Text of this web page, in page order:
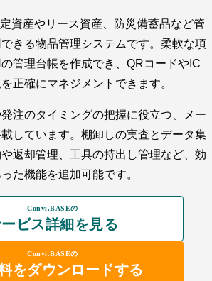
資産やリース資産、防災備蓄品など管
きる物品管理システムです。柔軟な項
管理台帳を作成でき、QRコードやIC
正確にマネジメントできます。
注のタイミングの把握に役立つ、メー
しています。棚卸しの実査とデータ集
返却管理、工具の持出し管理など、効
た機能を追加可能です。
Convi.BASEの
ビス詳細を見る
Convi.BASEの
をダウンロードする